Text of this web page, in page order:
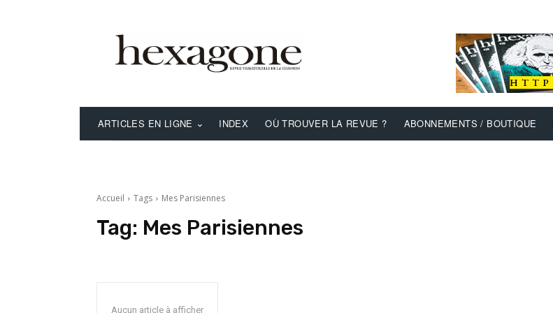
ARTICLES EN LIGNE INDEX OÙ TROUVER LA REVUE ? ABONNEMENTS / BOUTIQUE
Accueil Tags Mes Parisiennes
Tag: Mes Parisiennes
Aucun article à afficher